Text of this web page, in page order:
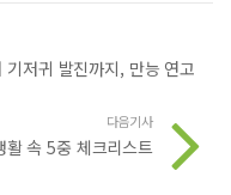
저귀 발진까지, 만능 연고
다음기사
속 5중 체크리스트